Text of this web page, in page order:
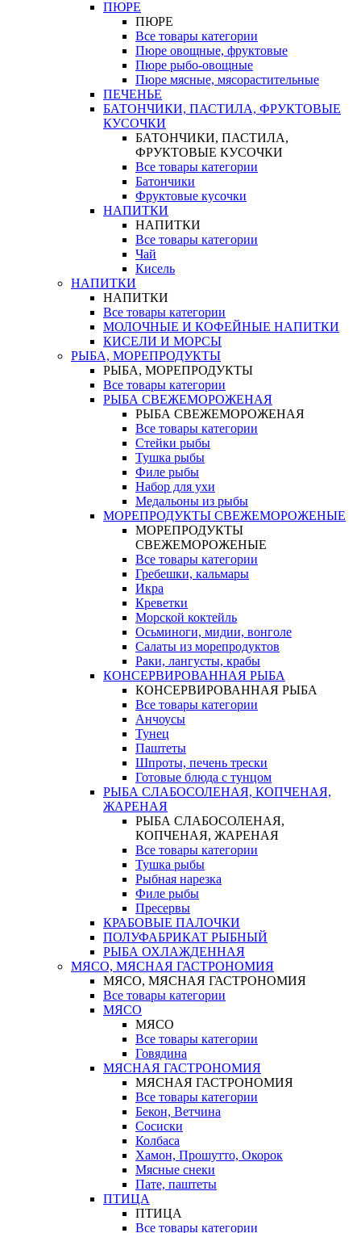
ПЮРЕ
ПЮРЕ
Все товары категории
Пюре овощные, фруктовые
Пюре рыбо-овощные
Пюре мясные, мясорастительные
ПЕЧЕНЬЕ
БАТОНЧИКИ, ПАСТИЛА, ФРУКТОВЫЕ
КУСОЧКИ
БАТОНЧИКИ, ПАСТИЛА,
ФРУКТОВЫЕ КУСОЧКИ
Все товары категории
Батончики
Фруктовые кусочки
НАПИТКИ
НАПИТКИ
Все товары категории
Чай
Кисель
НАПИТКИ
НАПИТКИ
Все товары категории
МОЛОЧНЫЕ И КОФЕЙНЫЕ НАПИТКИ
КИСЕЛИ И МОРСЫ
РЫБА, МОРЕПРОДУКТЫ
РЫБА, МОРЕПРОДУКТЫ
Все товары категории
РЫБА СВЕЖЕМОРОЖЕНАЯ
РЫБА СВЕЖЕМОРОЖЕНАЯ
Все товары категории
Стейки рыбы
Тушка рыбы
Филе рыбы
Набор для ухи
Медальоны из рыбы
МОРЕПРОДУКТЫ СВЕЖЕМОРОЖЕНЫЕ
МОРЕПРОДУКТЫ
СВЕЖЕМОРОЖЕНЫЕ
Все товары категории
Гребешки, кальмары
Икра
Креветки
Морской коктейль
Осьминоги, мидии, вонголе
Салаты из морепродуктов
Раки, лангусты, крабы
КОНСЕРВИРОВАННАЯ РЫБА
КОНСЕРВИРОВАННАЯ РЫБА
Все товары категории
Анчоусы
Тунец
Паштеты
Шпроты, печень трески
Готовые блюда с тунцом
РЫБА СЛАБОСОЛЕНАЯ, КОПЧЕНАЯ,
ЖАРЕНАЯ
РЫБА СЛАБОСОЛЕНАЯ,
КОПЧЕНАЯ, ЖАРЕНАЯ
Все товары категории
Тушка рыбы
Рыбная нарезка
Филе рыбы
Пресервы
КРАБОВЫЕ ПАЛОЧКИ
ПОЛУФАБРИКАТ РЫБНЫЙ
РЫБА ОХЛАЖДЕННАЯ
МЯСО, МЯСНАЯ ГАСТРОНОМИЯ
МЯСО, МЯСНАЯ ГАСТРОНОМИЯ
Все товары категории
МЯСО
МЯСО
Все товары категории
Говядина
МЯСНАЯ ГАСТРОНОМИЯ
МЯСНАЯ ГАСТРОНОМИЯ
Все товары категории
Бекон, Ветчина
Сосиски
Колбаса
Хамон, Прошутто, Окорок
Мясные снеки
Пате, паштеты
ПТИЦА
ПТИЦА
Все товары категории